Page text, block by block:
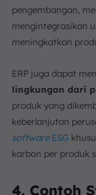
pengembangan,
mengintegrasikan
meningkatkan
ERP juga dapat
lingkungan dari
produk yang
keberlanjutan
softwareESG
karbon per produk
4. Contoh